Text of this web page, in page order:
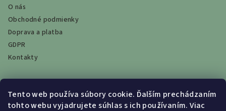
Tento web používa súbory cookie. Ďalším prechádzaním
tohto webu vyjadrujete súhlas s ich používaním. Viac
O nás
Obchodné podmienky
Doprava a platba
GDPR
Kontakty
Vyhľadávanie